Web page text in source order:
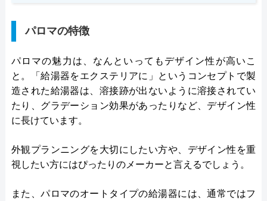
パロマの特徴
パロマの魅力は、なんといってもデザイン性が高いこ
と。「給湯器をエクステリアに」というコンセプトで製
造された給湯器は、溶接跡が出ないように溶接されてい
たり、グラデーション効果があったりなど、デザイン性
に長けています。
外観プランニングを大切にしたい方や、デザイン性を重
視したい方にはぴったりのメーカーと言えるでしょう。
また、パロマのオートタイプの給湯器には、通常ではフ